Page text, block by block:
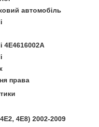
автомобіль
4E4616002A
права
4E8) 2002-2009